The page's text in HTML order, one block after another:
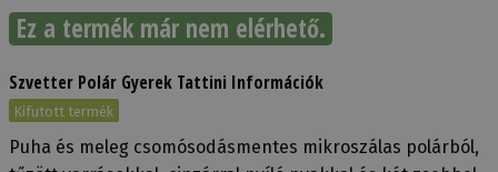
Ez a termék már nem elérhető.
Szvetter Polár Gyerek Tattini Információk
Kifutott termék
Puha és meleg csomósodásmentes mikroszálas polárból,